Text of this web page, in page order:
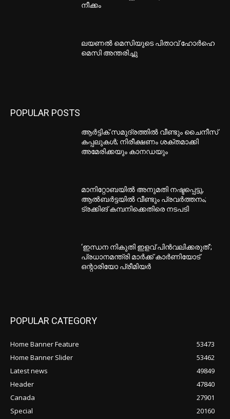
നീക്കം
ലയണൽ മെസിയുടെ പിതാവ് ഹോർഹെ
മെസി അന്തരിച്ചു
POPULAR POSTS
ആർട്ടിക് സമുദ്രത്തിൽ വീണ്ടും ചൈനീസ്
കപ്പലുകൾ; നിരീക്ഷണം ശക്തമാക്കി
അമേരിക്കയും കാനഡയും
മാനിറ്റോബയിൽ അനുമതി നഷ്ടപ്പെട്ടു,
ആൽബർട്ടയിൽ വീണ്ടും പ്രവർത്തനം;
ട്രക്കിങ് കമ്പനിക്കെതിരെ നടപടി
‘ഇന്ധന നികുതി ഇളവ് പിൻവലിക്കരുത്’;
പ്രധാനമന്ത്രി മാർക്ക് കാർണിയോട്
ഒന്റാരിയോ പ്രീമിയർ
POPULAR CATEGORY
Home Banner Feature
53473
Home Banner Slider
53462
Latest news
49849
Header
47840
Canada
27901
Special
20160